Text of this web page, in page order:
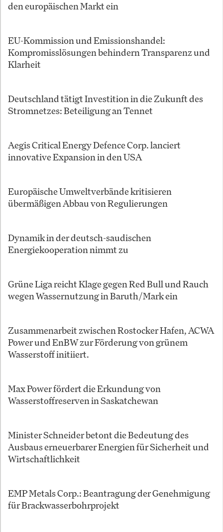
den europäischen Markt ein
EU-Kommission und Emissionshandel:
Kompromisslösungen behindern Transparenz und
Klarheit
Deutschland tätigt Investition in die Zukunft des
Stromnetzes: Beteiligung an Tennet
Aegis Critical Energy Defence Corp. lanciert
innovative Expansion in den USA
Europäische Umweltverbände kritisieren
übermäßigen Abbau von Regulierungen
Dynamik in der deutsch-saudischen
Energiekooperation nimmt zu
Grüne Liga reicht Klage gegen Red Bull und Rauch
wegen Wassernutzung in Baruth/Mark ein
Zusammenarbeit zwischen Rostocker Hafen, ACWA
Power und EnBW zur Förderung von grünem
Wasserstoff initiiert.
Max Power fördert die Erkundung von
Wasserstoffreserven in Saskatchewan
Minister Schneider betont die Bedeutung des
Ausbaus erneuerbarer Energien für Sicherheit und
Wirtschaftlichkeit
EMP Metals Corp.: Beantragung der Genehmigung
für Brackwasserbohrprojekt